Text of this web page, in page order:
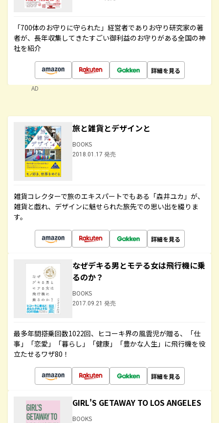
「700体のお守りに守られた」経営者でありお守り研究家の著
者が、長年収集してきたすごい御利益のお守りがある全国の神
社を紹介
詳細を見る
AD
旅と雑貨とデザインと
BOOKS
2018.01.17 発売
雑貨コレクターで旅のエキスパートでもある「森井ユカ」が、
雑貨と戯れ、デザインに魅せられた旅先での思い出を綴りま
す。
詳細を見る
なぜデキる男とモテる女は飛行機に乗
るのか？
BOOKS
2017.09.21 発売
最多年間搭乗回数1022回、ヒコーキ界の風雲児が贈る、「仕
事」「恋愛」「暮らし」「健康」「豊かな人生」に飛行機を役
立たせるワザ80！
詳細を見る
GIRL'S GETAWAY TO LOS ANGELES
BOOKS